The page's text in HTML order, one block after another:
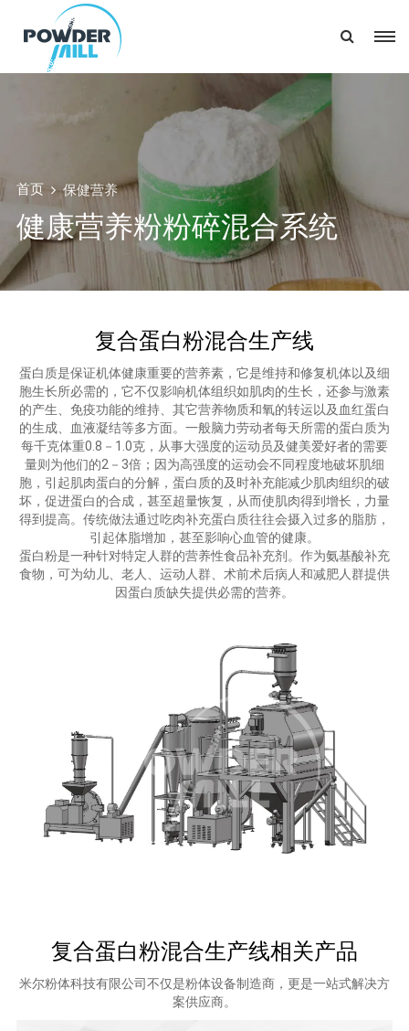
首页 保健营养
健康营养粉粉碎混合系统
复合蛋白粉混合生产线
蛋白质是保证机体健康重要的营养素，它是维持和修复机体以及细
胞生长所必需的，它不仅影响机体组织如肌肉的生长，还参与激素
的产生、免疫功能的维持、其它营养物质和氧的转运以及血红蛋白
的生成、血液凝结等多方面。一般脑力劳动者每天所需的蛋白质为
每千克体重0.8－1.0克，从事大强度的运动员及健美爱好者的需要
量则为他们的2－3倍；因为高强度的运动会不同程度地破坏肌细
胞，引起肌肉蛋白的分解，蛋白质的及时补充能减少肌肉组织的破
坏，促进蛋白的合成，甚至超量恢复，从而使肌肉得到增长，力量
得到提高。传统做法通过吃肉补充蛋白质往往会摄入过多的脂肪，
引起体脂增加，甚至影响心血管的健康。
蛋白粉是一种针对特定人群的营养性食品补充剂。作为氨基酸补充
食物，可为幼儿、老人、运动人群、术前术后病人和减肥人群提供
因蛋白质缺失提供必需的营养。
复合蛋白粉混合生产线相关产品
米尔粉体科技有限公司不仅是粉体设备制造商，更是一站式解决方
案供应商。